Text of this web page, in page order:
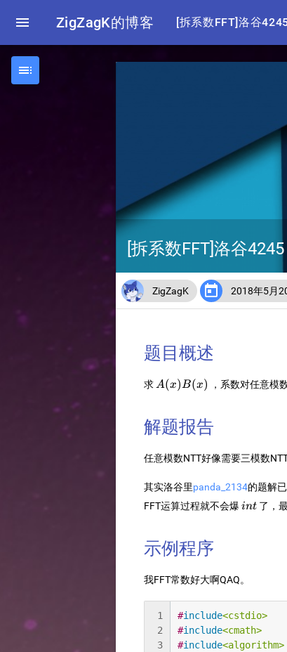
 ZigZagK的博客 [拆系数FFT]洛谷
[拆系数FFT]洛谷
ZigZagK  2018年5月
题目概述
求A(x)B(x)
A(x)B(x) ，系数对任意模
解题报告
任意模数NTT好像需要三模数
其实洛谷里panda_2134的题解
FFT运算过程就不会爆int
int 了，
示例程序
我FFT常数好大啊QAQ。
1
2
3
#include<cstdio>
#include<cmath>
#include<algorithm>
